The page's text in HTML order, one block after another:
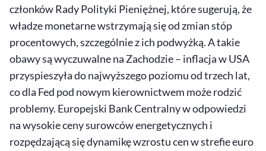
członków Rady Polityki Pieniężnej, które sugerują, że
władze monetarne wstrzymają się od zmian stóp
procentowych, szczególnie z ich podwyżką. A takie
obawy są wyczuwalne na Zachodzie – inflacja w USA
przyspieszyła do najwyższego poziomu od trzech lat,
co dla Fed pod nowym kierownictwem może rodzić
problemy. Europejski Bank Centralny w odpowiedzi
na wysokie ceny surowców energetycznych i
rozpędzającą się dynamikę wzrostu cen w strefie euro